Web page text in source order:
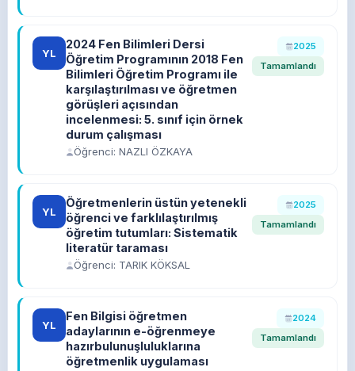
YL
2024 Fen Bilimleri Dersi
Öğretim Programının 2018 Fen
Bilimleri Öğretim Programı ile
karşılaştırılması ve öğretmen
görüşleri açısından
incelenmesi: 5. sınıf için örnek
durum çalışması
Öğrenci: NAZLI ÖZKAYA
2025
Tamamlandı
YL
Öğretmenlerin üstün yetenekli
öğrenci ve farklılaştırılmış
öğretim tutumları: Sistematik
literatür taraması
Öğrenci: TARIK KÖKSAL
2025
Tamamlandı
YL
Fen Bilgisi öğretmen
adaylarının e-öğrenmeye
hazırbulunuşluluklarına
öğretmenlik uygulaması
2024
Tamamlandı